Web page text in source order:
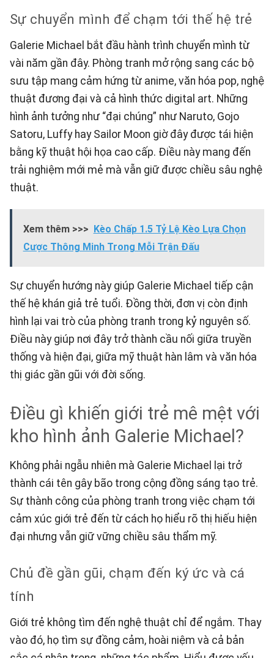
Sự chuyển mình để chạm tới thế hệ trẻ
Galerie Michael bắt đầu hành trình chuyển mình từ
vài năm gần đây. Phòng tranh mở rộng sang các bộ
sưu tập mang cảm hứng từ anime, văn hóa pop, nghệ
thuật đương đại và cả hình thức digital art. Những
hình ảnh tưởng như “đại chúng” như Naruto, Gojo
Satoru, Luffy hay Sailor Moon giờ đây được tái hiện
bằng kỹ thuật hội họa cao cấp. Điều này mang đến
trải nghiệm mới mẻ mà vẫn giữ được chiều sâu nghệ
thuật.
Xem thêm >>> Kèo Chấp 1.5 Tỷ Lệ Kèo Lựa Chọn
Cược Thông Minh Trong Mỗi Trận Đấu
Sự chuyển hướng này giúp Galerie Michael tiếp cận
thế hệ khán giả trẻ tuổi. Đồng thời, đơn vị còn định
hình lại vai trò của phòng tranh trong kỷ nguyên số.
Điều này giúp nơi đây trở thành cầu nối giữa truyền
thống và hiện đại, giữa mỹ thuật hàn lâm và văn hóa
thị giác gần gũi với đời sống.
Điều gì khiến giới trẻ mê mệt với
kho hình ảnh Galerie Michael?
Không phải ngẫu nhiên mà Galerie Michael lại trở
thành cái tên gây bão trong cộng đồng sáng tạo trẻ.
Sự thành công của phòng tranh trong việc chạm tới
cảm xúc giới trẻ đến từ cách họ hiểu rõ thị hiếu hiện
đại nhưng vẫn giữ vững chiều sâu thẩm mỹ.
Chủ đề gần gũi, chạm đến ký ức và cá
tính
Giới trẻ không tìm đến nghệ thuật chỉ để ngắm. Thay
vào đó, họ tìm sự đồng cảm, hoài niệm và cả bản